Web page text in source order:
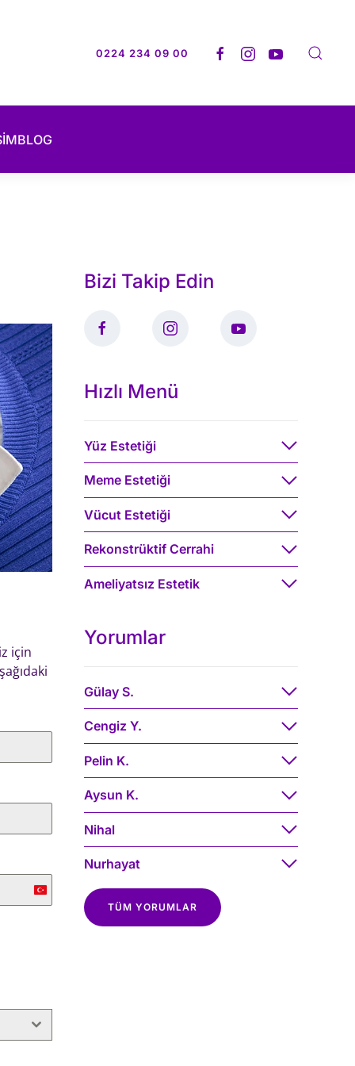
0224 234 09 00
BLOG
için
Turkey
Bizi Takip Edin
Hızlı Menü
Yüz Estetiği
Meme Estetiği
Vücut Estetiği
Rekonstrüktif Cerrahi
Ameliyatsız Estetik
Yorumlar
Gülay S.
Cengiz Y.
Pelin K.
Aysun K.
Nihal
Nurhayat
TÜM YORUMLAR